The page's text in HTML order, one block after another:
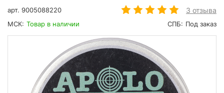
арт. 9005088220 3 отзыва
МСК: Товар в наличии СПБ: Под заказ